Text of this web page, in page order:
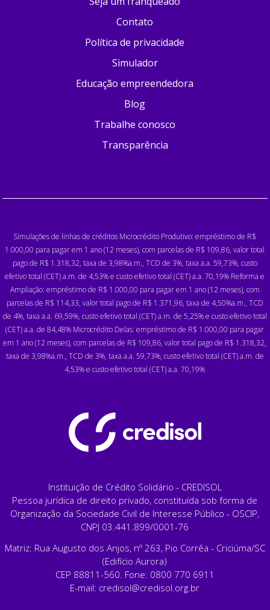
Contato
Política de privacidade
Simulador
Educação empreendedora
Blog
Trabalhe conosco
Transparência
Simulações de linhas de créditos Microcrédito Produtivo: empréstimo de R$
1.000,00 para pagar em 1 ano (12 meses), com parcelas de R$ 109,86, valor total
pago de R$ 1.318,32, taxa de 3,98%a.m., TCD de 3%, taxa a.a. 59,73%, custo
efetivo total (CET) a.m. de 4,53% e custo efetivo total (CET) a.a. 70,19% Reforma e
Ampliação: empréstimo de R$ 1.000,00 para pagar em 1 ano (12 meses), com
parcelas de R$ 114,33, valor total pago de R$ 1.371,96, taxa de 4,50%a.m., TCD
de 4%, taxa a.a. 69,59%, custo efetivo total (CET) a.m. de 5,25% e custo efetivo total
(CET) a.a. de 84,48% Microcrédito Delas: empréstimo de R$ 1.000,00 para pagar
em 1 ano (12 meses), com parcelas de R$ 109,86, valor total pago de R$ 1.318,32,
taxa de 3,98%a.m., TCD de 3%, taxa a.a. 59,73%, custo efetivo total (CET) a.m. de
4,53% e custo efetivo total (CET) a.a. 70,19%
Instituição de Crédito Solidário - CREDISOL
Pessoa jurídica de direito privado, constituída sob forma de
Organização da Sociedade Civil de Interesse Público - OSCIP,
CNPJ 03.441.899/0001-76
Matriz: Rua Augusto dos Anjos, nº 263, Pio Corrêa - Criciúma/SC
(Edifício Aurora)
CEP 88811-560. Fone: 0800 770 6911
E-mail: credisol@credisol.org.br